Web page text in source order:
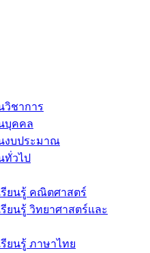
วิชาการ
บุคคล
งบประมาณ
ทั่วไป
รียนรู้ คณิตศาสตร์
ยนรู้ วิทยาศาสตร์และ
ยนรู้ ภาษาไทย